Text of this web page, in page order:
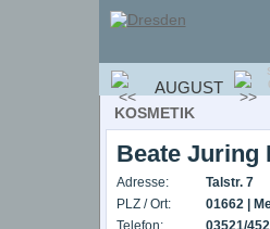
KOSMETIK
Beate Juring
Adresse:
Talstr. 7
PLZ / Ort:
01662 |
Telefon:
03521/
AUGUST